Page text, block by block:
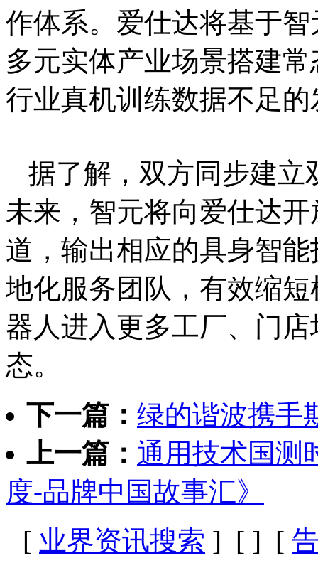
作体系。爱仕达将基于
多元实体产业场景搭建
行业真机训练数据不足
据了解，双方同步建立
未来，智元将向爱仕达
道，输出相应的具身智
地化服务团队，有效缩
器人进入更多工厂、门
态。
下一篇： 绿的谐波携手
上一篇： 通用技术国测
度-品牌中国故事汇》
[ 业界资讯搜索 ] [ ] [